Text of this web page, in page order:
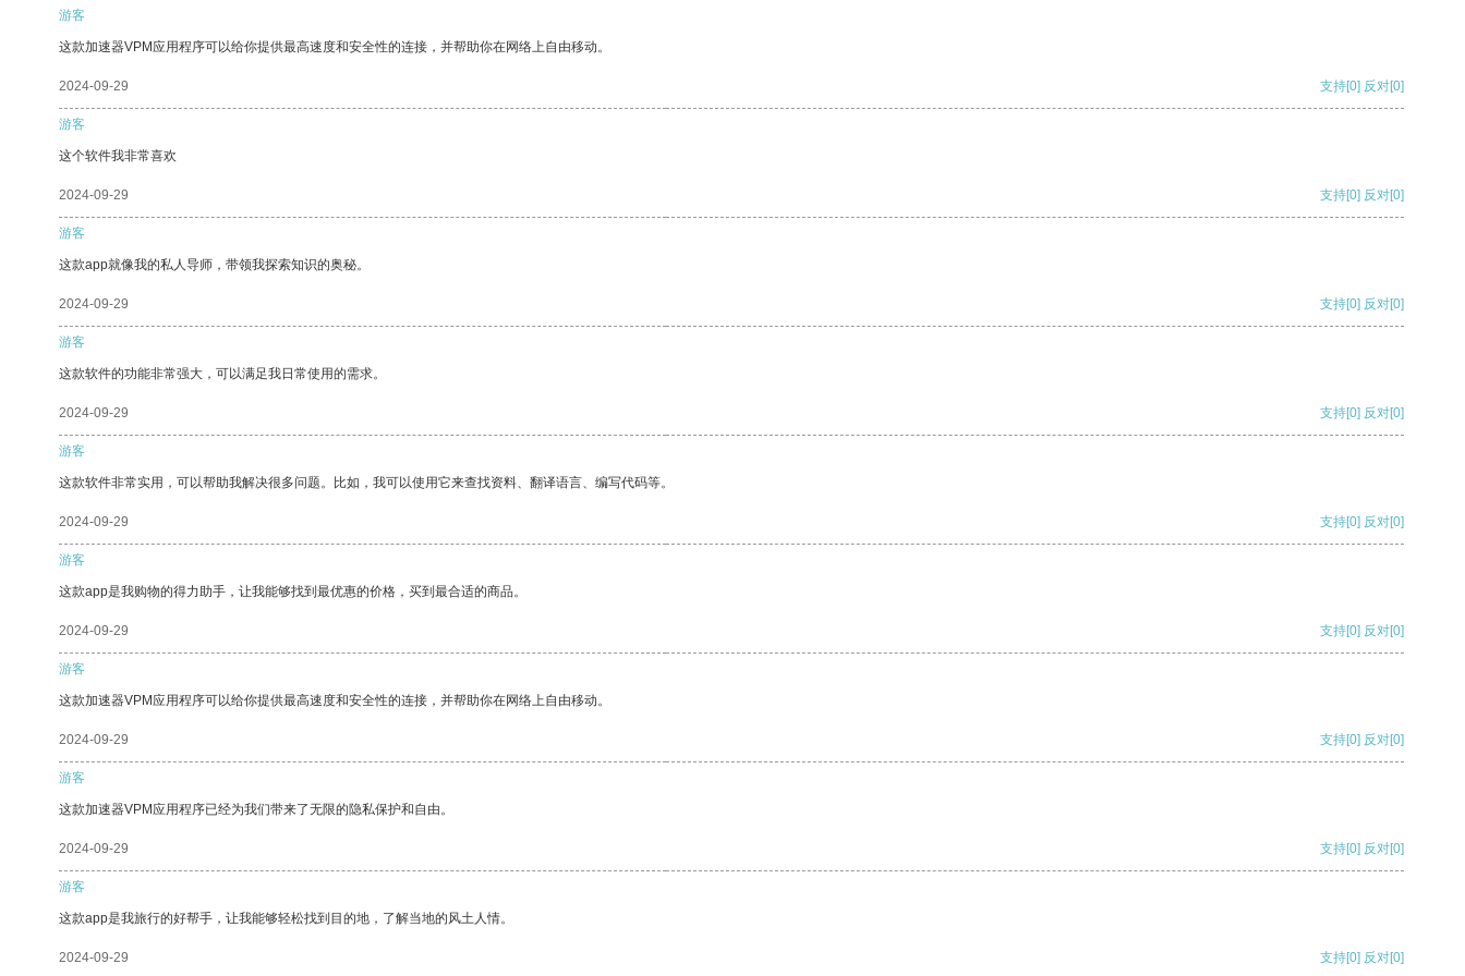
游客
这款加速器VPM应用程序可以给你提供最高速度和安全性的连接，并帮助你在网络上自由移动。
2024-09-29 支持[0] 反对[0]
游客
这个软件我非常喜欢
2024-09-29 支持[0] 反对[0]
游客
这款app就像我的私人导师，带领我探索知识的奥秘。
2024-09-29 支持[0] 反对[0]
游客
这款软件的功能非常强大，可以满足我日常使用的需求。
2024-09-29 支持[0] 反对[0]
游客
这款软件非常实用，可以帮助我解决很多问题。比如，我可以使用它来查找资料、翻译语言、编写代码等。
2024-09-29 支持[0] 反对[0]
游客
这款app是我购物的得力助手，让我能够找到最优惠的价格，买到最合适的商品。
2024-09-29 支持[0] 反对[0]
游客
这款加速器VPM应用程序可以给你提供最高速度和安全性的连接，并帮助你在网络上自由移动。
2024-09-29 支持[0] 反对[0]
游客
这款加速器VPM应用程序已经为我们带来了无限的隐私保护和自由。
2024-09-29 支持[0] 反对[0]
游客
这款app是我旅行的好帮手，让我能够轻松找到目的地，了解当地的风土人情。
2024-09-29 支持[0] 反对[0]